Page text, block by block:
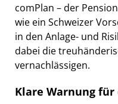
comPlan – der
wie ein Schweizer
in den Anlage- und
dabei die
vernachlässigen.
Klare Warnung